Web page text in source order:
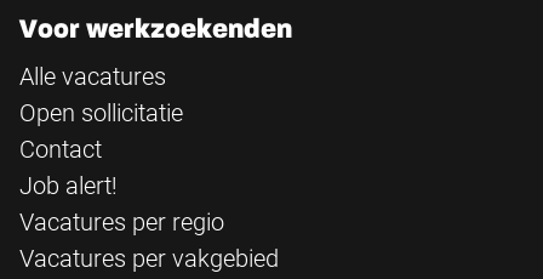
Voor werkzoekenden
Alle vacatures
Open sollicitatie
Contact
Job alert!
Vacatures per regio
Vacatures per vakgebied